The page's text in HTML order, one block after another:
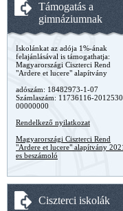
Támogatás a
gimnáziumnak
Iskolánkat az adója 1%-ának
felajánlásával is támogathatja:
Magyarországi Ciszterci Rend
"Ardere et lucere" alapítvány
adószám: 18482973-1-07
Számlaszám: 11736116-
00000000
Rendelkező nyilatkozat
Magyarországi Ciszterci Rend
"Ardere et lucere" alapítvány
es beszámoló
Ciszterci iskolák